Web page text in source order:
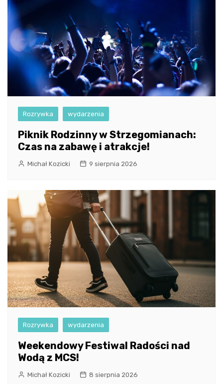
Rozrywka wydarzenia
Piknik Rodzinny w Strzegomianach:
Czas na zabawę i atrakcje!
Michał Kozicki 9 sierpnia 2026
Rozrywka wydarzenia
Weekendowy Festiwal Radości nad
Wodą z MCS!
Michał Kozicki 8 sierpnia 2026